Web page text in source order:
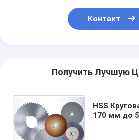
Контакт
Получить Лучшую
HSS
170 мм до